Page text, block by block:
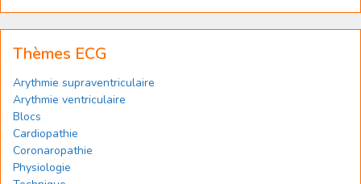
Thèmes ECG
Arythmie supraventriculaire
Arythmie ventriculaire
Blocs
Cardiopathie
Coronaropathie
Physiologie